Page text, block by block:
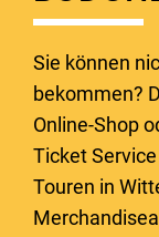
Sie können
bekommen?
Online-Shop
Ticket
Touren in